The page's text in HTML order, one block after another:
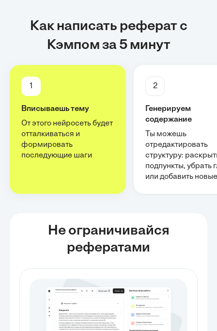
Как написать реферат с
Кэмпом за 5 минут
1
Вписываешь тему
От этого нейросеть будет
отталкиваться и
формировать
последующие шаги
2
Генерируем
содержание
Ты можешь
отредактировать
структуру:
подпункты, убрать
или добавить новые
Не ограничивайся
рефератами